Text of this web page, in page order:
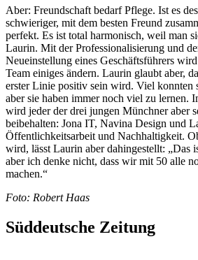
Aber: Freundschaft bedarf Pflege. Ist es
schwieriger, mit dem besten Freund
perfekt. Es ist total harmonisch, weil man
Laurin. Mit der Professionalisierung und
Neueinstellung eines Geschäftsführers
Team einiges ändern. Laurin glaubt aber,
erster Linie positiv sein wird. Viel konnten
aber sie haben immer noch viel zu lernen.
wird jeder der drei jungen Münchner aber
beibehalten: Jona IT, Navina Design und
Öffentlichkeitsarbeit und Nachhaltigkeit.
wird, lässt Laurin aber dahingestellt: „Das
aber ich denke nicht, dass wir mit 50 alle
machen.“
Foto: Robert Haas
Süddeutsche Zeitung